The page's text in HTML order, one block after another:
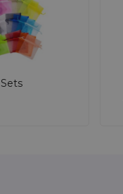
Sets